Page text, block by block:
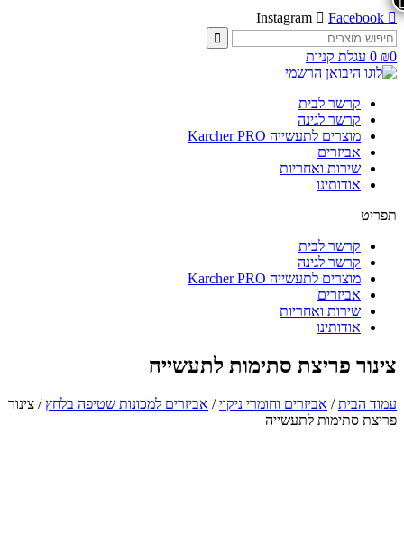
Instagram
Facebook
חיפוש
עבור:
₪0
0 עגלת קניות
קרשר לבית
קרשר לגינה
מוצרים לתעשייה Karcher PRO
אביזרים
שירות ואחריות
אודותינו
תפריט
קרשר לבית
קרשר לגינה
מוצרים לתעשייה Karcher PRO
אביזרים
שירות ואחריות
אודותינו
צינור פריצת סתימות לתעשייה
עמוד הבית/ אביזרים וחומרי ניקוי/ אביזרים למכונות שטיפה בלחץ / צינור
פריצת סתימות לתעשייה